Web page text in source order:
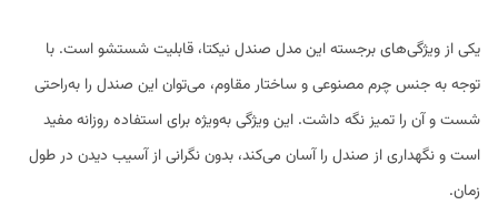
یکی از ویژگی‌های برجسته این مدل صندل نیکتا، قابلیت شستشو است. با
توجه به جنس چرم مصنوعی و ساختار مقاوم، می‌توان این صندل را به‌راحتی
شست و آن را تمیز نگه داشت. این ویژگی به‌ویژه برای استفاده روزانه مفید
است و نگهداری از صندل را آسان می‌کند، بدون نگرانی از آسیب دیدن در طول
زمان.